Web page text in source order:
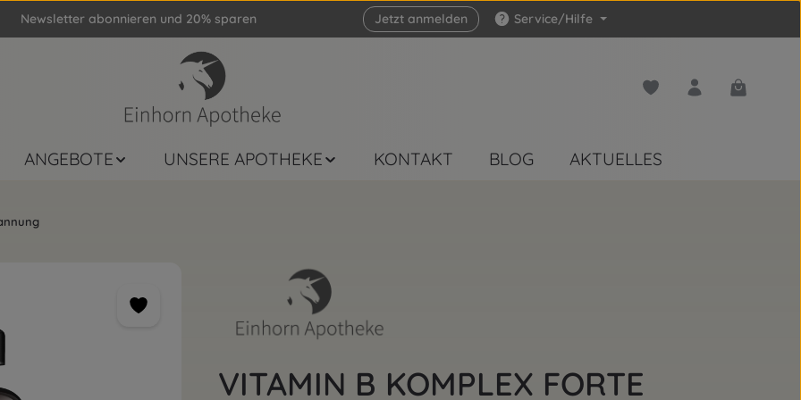
Newsletter abonnieren und 20% sparen Jetzt anmelden Service/Hilfe
Du hast 0 Produkte auf
ANGEBOTE UNSERE APOTHEKE KONTAKT BLOG AKTUELLES
VITAMIN B KOMPLEX FORTE